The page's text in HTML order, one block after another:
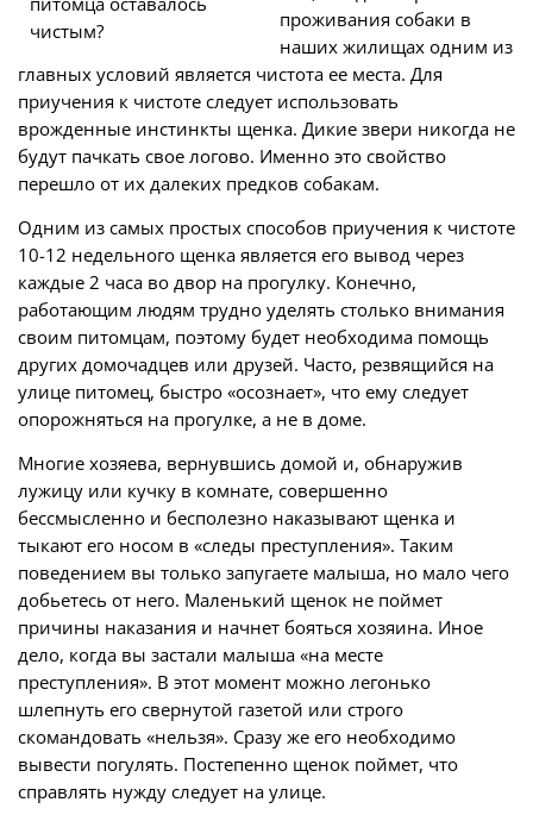
проживания собаки в
наших жилищах одним из
главных условий является чистота ее места. Для
приучения к чистоте следует использовать
врожденные инстинкты щенка. Дикие звери никогда не
будут пачкать свое логово. Именно это свойство
перешло от их далеких предков собакам.
Одним из самых простых способов приучения к чистоте
10-12 недельного щенка является его вывод через
каждые 2 часа во двор на прогулку. Конечно,
работающим людям трудно уделять столько внимания
своим питомцам, поэтому будет необходима помощь
других домочадцев или друзей. Часто, резвящийся на
улице питомец, быстро «осознает», что ему следует
опорожняться на прогулке, а не в доме.
Многие хозяева, вернувшись домой и, обнаружив
лужицу или кучку в комнате, совершенно
бессмысленно и бесполезно наказывают щенка и
тыкают его носом в «следы преступления». Таким
поведением вы только запугаете малыша, но мало чего
добьетесь от него. Маленький щенок не поймет
причины наказания и начнет бояться хозяина. Иное
дело, когда вы застали малыша «на месте
преступления». В этот момент можно легонько
шлепнуть его свернутой газетой или строго
скомандовать «нельзя». Сразу же его необходимо
вывести погулять. Постепенно щенок поймет, что
справлять нужду следует на улице.